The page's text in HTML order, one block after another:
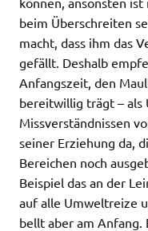
beim Überschreiten
macht, dass ihm das
gefällt. Deshalb
Anfangszeit, den
bereitwillig trägt – als
Missverständnissen
seiner Erziehung da,
Bereichen noch
Beispiel das an der
auf alle Umweltreize
bellt aber am